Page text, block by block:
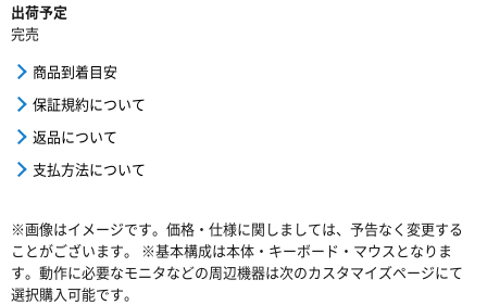
出荷予定
完売
商品到着目安
保証規約について
返品について
支払方法について
※画像はイメージです。価格・仕様に関しましては、予告なく変更する
ことがございます。 ※基本構成は本体・キーボード・マウスとなりま
す。動作に必要なモニタなどの周辺機器は次のカスタマイズページにて
選択購入可能です。